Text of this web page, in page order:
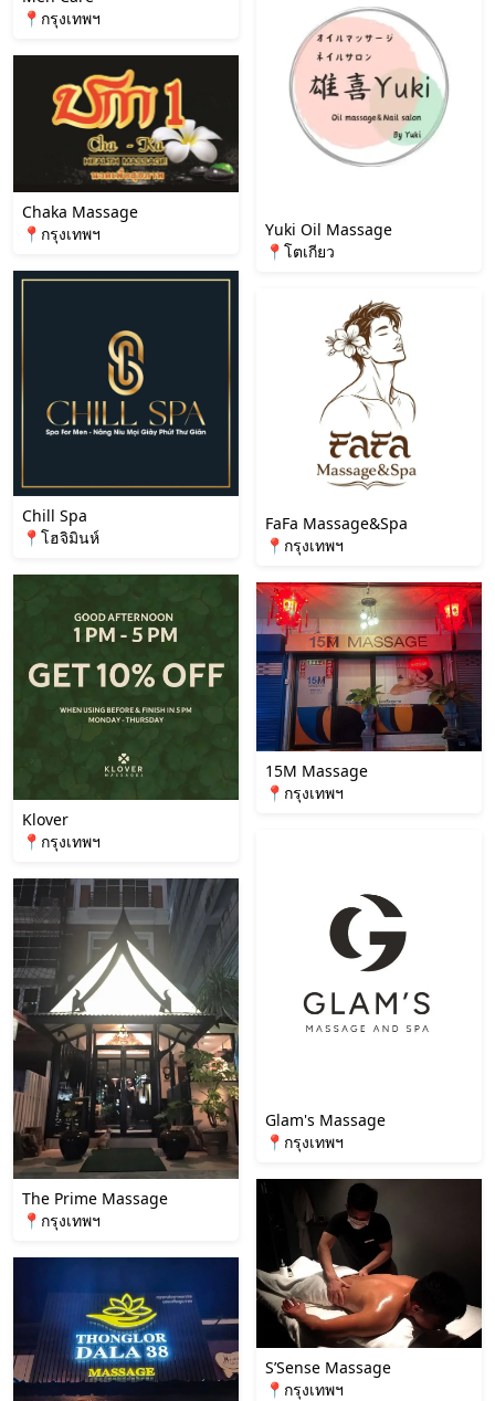
📍กรุงเทพฯ
Chaka Massage
📍กรุงเทพฯ
Chill Spa
📍โฮจิมินห์
Klover
📍กรุงเทพฯ
The Prime Massage
📍กรุงเทพฯ
Yuki Oil Massage
📍โตเกียว
FaFa Massage&Spa
📍กรุงเทพฯ
15M Massage
📍กรุงเทพฯ
Glam's Massage
📍กรุงเทพฯ
S’Sense Massage
📍กรุงเทพฯ